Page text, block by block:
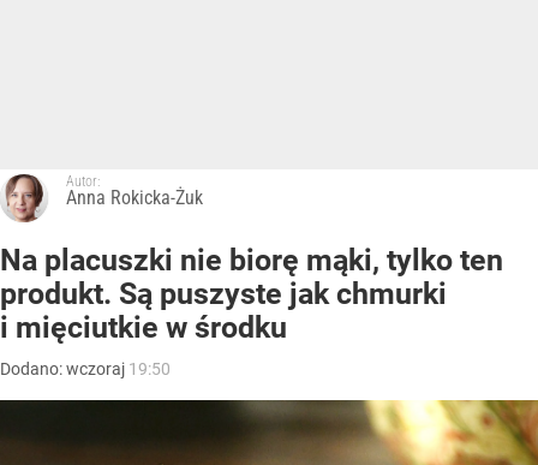
Autor:
Anna Rokicka-Żuk
Na placuszki nie biorę mąki, tylko ten
produkt. Są puszyste jak chmurki
i mięciutkie w środku
Dodano:wczoraj 19:50